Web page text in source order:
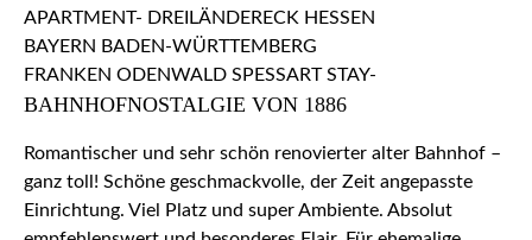
BAHNHOFNOSTALGIE VON 1886
Romantischer und sehr schön renovierter alter Bahnhof –
ganz toll! Schöne geschmackvolle, der Zeit angepasste
Einrichtung. Viel Platz und super Ambiente. Absolut